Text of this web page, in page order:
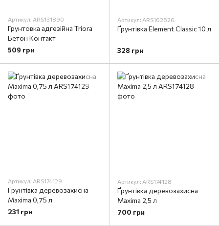
Артикул: ARS131890
Грунтовка адгезійна Triora
Бетон Контакт
509 грн
Артикул: ARS162826
Ґрунтівка Element Classic 10 л
328 грн
Артикул: ARS174129
Ґрунтівка деревозахисна
Maxima 0,75 л
231 грн
Артикул: ARS174128
Ґрунтівка деревозахисна
Maxima 2,5 л
700 грн